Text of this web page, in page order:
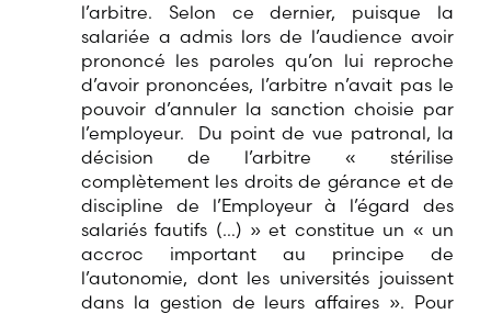
l’arbitre. Selon ce dernier, puisque la
salariée a admis lors de l’audience avoir
prononcé les paroles qu’on lui reproche
d’avoir prononcées, l’arbitre n’avait pas le
pouvoir d’annuler la sanction choisie par
l’employeur. Du point de vue patronal, la
décision de l’arbitre « stérilise
complètement les droits de gérance et de
discipline de l’Employeur à l’égard des
salariés fautifs (…) » et constitue un « un
accroc important au principe de
l’autonomie, dont les universités jouissent
dans la gestion de leurs affaires ». Pour